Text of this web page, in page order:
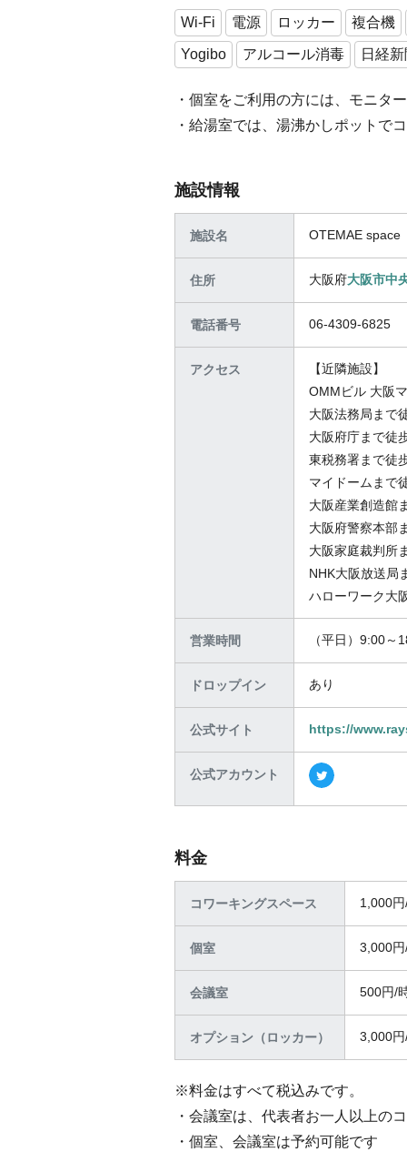
Wi-Fi 電源 ロッカー 複合機
Yogibo アルコール消毒 日経
・個室をご利用の方には、モニタ
・給湯室では、湯沸かしポットで
施設情報
施設名 OTEMAE space
住所 大阪府大阪市中
電話番号 06-4309-6825
アクセス
【近隣施設】
OMMビル 大阪
大阪法務局まで
大阪府庁まで徒
東税務署まで徒
マイドームまで
大阪産業創造館
大阪府警察本部
大阪家庭裁判所
NHK大阪放送局
ハローワーク大
営業時間 （平日）9:00
ドロップイン あり
公式サイト https://
公式アカウント
料金
コワーキングスペース 1,000
個室 3,000
会議室 500円/
オプション（ロッカー） 3,000
※料金はすべて税込みです。
・会議室は、代表者お一人以上の
・個室、会議室は予約可能です